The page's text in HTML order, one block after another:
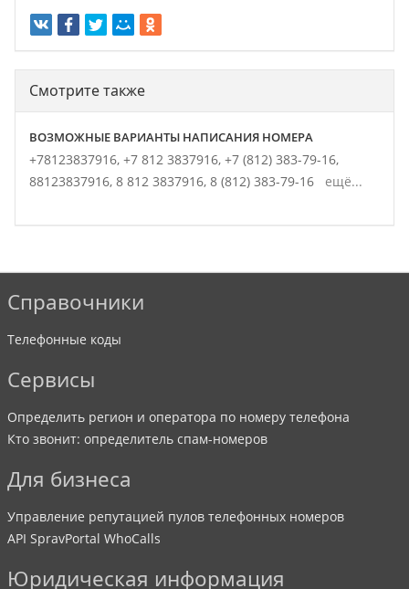
Смотрите также
ВОЗМОЖНЫЕ ВАРИАНТЫ НАПИСАНИЯ НОМЕРА
+78123837916, +7 812 3837916, +7 (812) 383-79-16,
88123837916, 8 812 3837916, 8 (812) 383-79-16 ещё...
Справочники
Телефонные коды
Сервисы
Определить регион и оператора по номеру телефона
Кто звонит: определитель спам-номеров
Для бизнеса
Управление репутацией пулов телефонных номеров
API SpravPortal WhoCalls
Юридическая информация